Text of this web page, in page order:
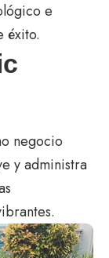
e
éxito.
negocio
y administra